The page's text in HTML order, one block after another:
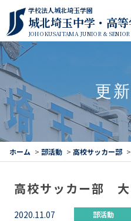
学校法人城北埼玉学園
城北埼玉中学・高
JOHOKUSAITAMA JUNIOR &
更
ホーム > 部活動 > 高校サッカー部 >
高校サッカー部 大
2020.11.07 部活動